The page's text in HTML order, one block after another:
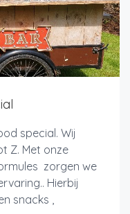
special. Wij
Z. Met onze
zorgen we
Hierbij
snacks ,